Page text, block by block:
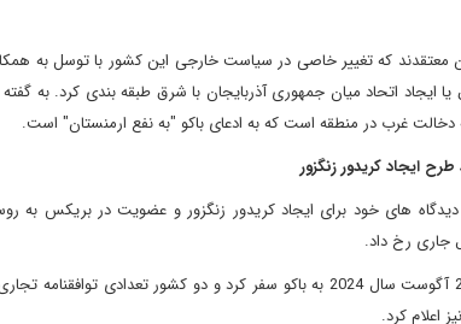
معتقدند که تغییر خاصی در سیاست خارجی این کشور با توسل به
ایجاد اتحاد میان جمهوری آذربایجان با شرق طبقه بندی کرد. به
دخالت غرب در منطقه است که به ادعای باکو "به نفع ارمنستان" است.
ایجاد کریدور زنگزور
های خود برای ایجاد کریدور زنگزور و عضویت در بریکس
جاری رخ داد.
ولادیمیر پوتین رئیس جمهور روسیه در 20 آگوست سال 2024 به باکو سفر کرد و
اعلام کرد.